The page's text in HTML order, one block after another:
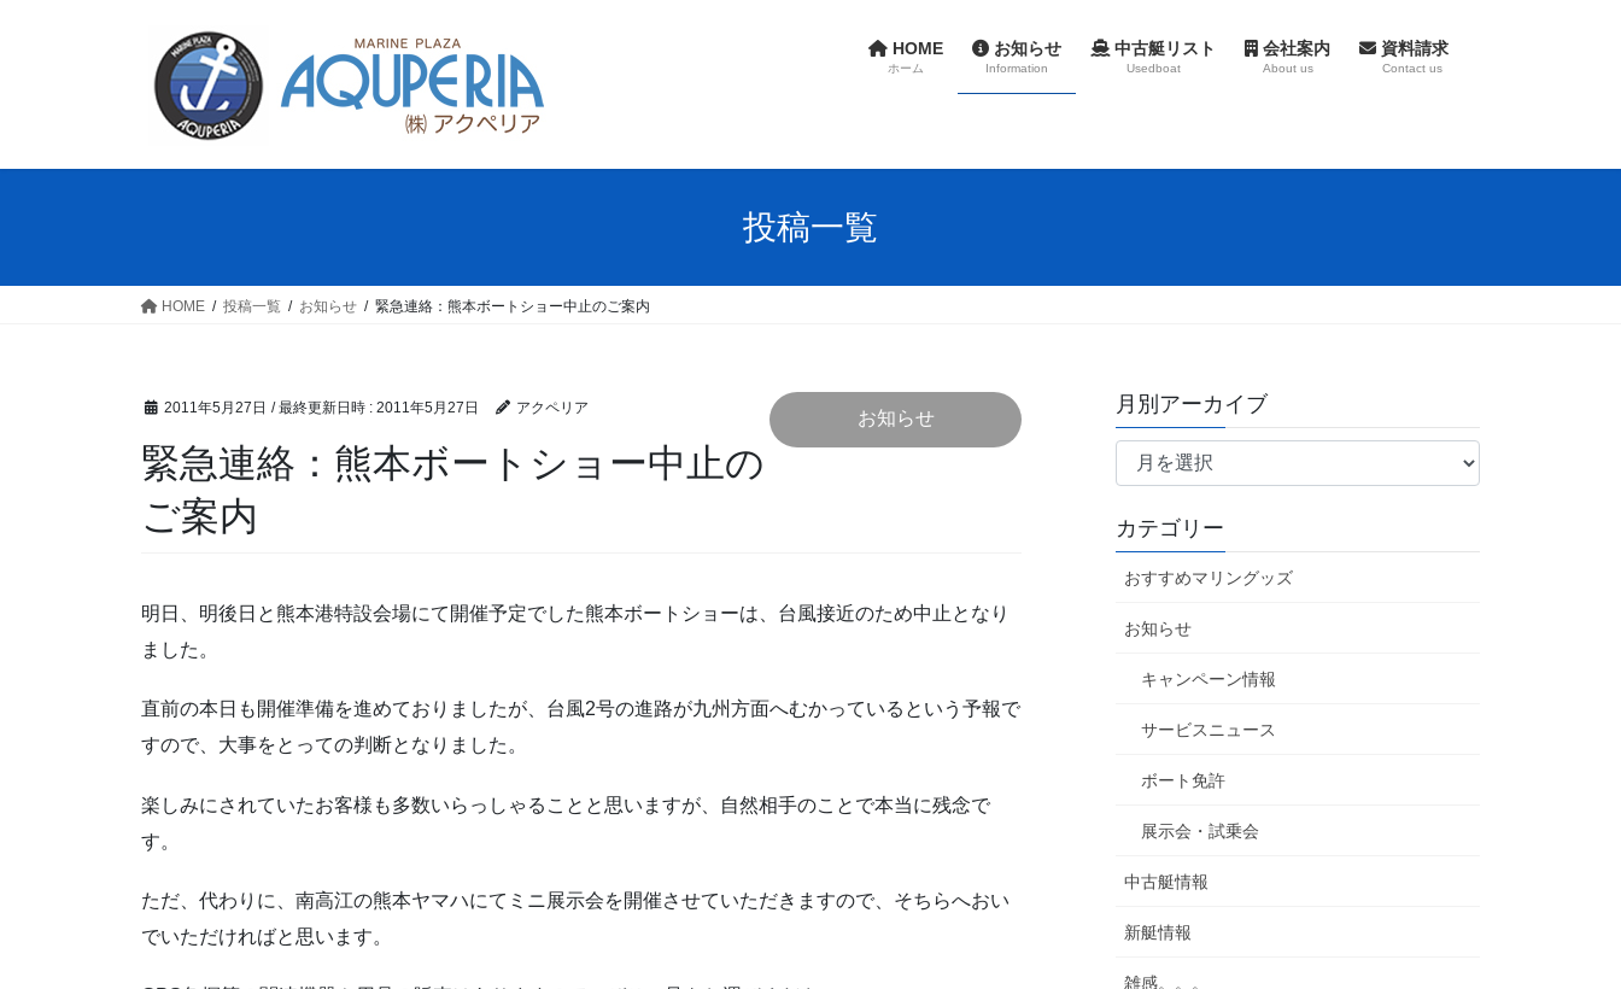
HOME
ホーム
お知らせ
Information
中古艇リスト
Usedboat
会社案内
About us
資料請求
Contact us
投稿一覧
HOME 投稿一覧 お知らせ 緊急連絡：熊本ボートショー中止のご案内
2011年5月27日 / 最終更新日時 : 2011年5月27日 アクペリア お知らせ
緊急連絡：熊本ボートショー中止の
ご案内
明日、明後日と熊本港特設会場にて開催予定でした熊本ボートショーは、台風接近のため中止となり
ました。
直前の本日も開催準備を進めておりましたが、台風2号の進路が九州方面へむかっているという予報で
すので、大事をとっての判断となりました。
楽しみにされていたお客様も多数いらっしゃることと思いますが、自然相手のことで本当に残念で
す。
ただ、代わりに、南高江の熊本ヤマハにてミニ展示会を開催させていただきますので、そちらへおい
でいただければと思います。
月別アーカイブ
月
ー
カ
イ
カテゴリー
おすすめマリングッズ
お知らせ
キャンペーン情報
サービスニュース
ボート免許
展示会・試乗会
中古艇情報
新艇情報
雑感。。。